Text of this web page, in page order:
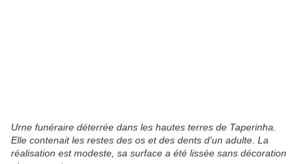
Urne funéraire déterrée dans les hautes terres de Taperinha.
Elle contenait les restes des os et des dents d'un adulte. La
réalisation est modeste, sa surface a été lissée sans décoration